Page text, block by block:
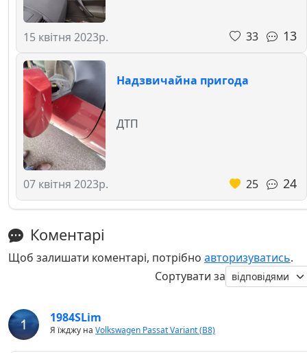
15 квітня 2023р. 33 13
Надзвичайна пригода
07 квітня 2023р.
ДТП
25 24
Коментарі
Щоб залишати коментарі, потрібно авторизуватись.
Сортувати за
1984SLim
Я їжджу на Volkswagen Passat Variant (B8)